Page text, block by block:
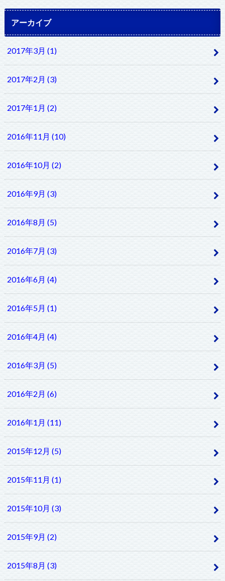
アーカイブ
2017年3月 (1)
2017年2月 (3)
2017年1月 (2)
2016年11月 (10)
2016年10月 (2)
2016年9月 (3)
2016年8月 (5)
2016年7月 (3)
2016年6月 (4)
2016年5月 (1)
2016年4月 (4)
2016年3月 (5)
2016年2月 (6)
2016年1月 (11)
2015年12月 (5)
2015年11月 (1)
2015年10月 (3)
2015年9月 (2)
2015年8月 (3)